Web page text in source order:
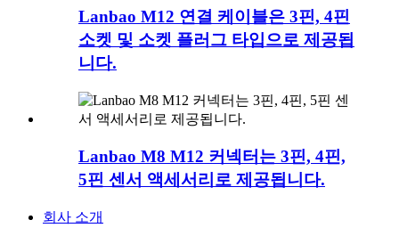
Lanbao M12 연결 케이블은 3핀, 4핀
소켓 및 소켓 플러그 타입으로 제공됩
니다.
Lanbao M8 M12 커넥터는 3핀, 4핀,
5핀 센서 액세서리로 제공됩니다.
회사 소개